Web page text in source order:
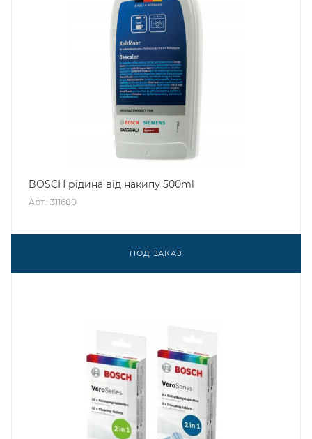
BOSCH рідина від накипу 500ml
Арт.: 311680
ПОД ЗАКАЗ